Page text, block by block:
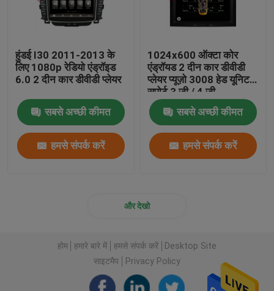
हुंडई I30 2011-2013 के
लिए 1080p रेडियो एंड्रॉइड
6.0 2 दीन कार डीवीडी प्लेयर
सबसे अच्छी कीमत
हमसे संपर्क करें
1024x600 ऑक्टा कोर
एंड्रॉयड 2 दीन कार डीवीडी
प्लेयर प्यूज़ो 3008 हेड यूनिट
सपोर्ट 3 जी / 4 जी
सबसे अच्छी कीमत
हमसे संपर्क करें
और देखो
होम हमारे बारे में हमसे संपर्क करें
Desktop Site
साइटमैप
Privacy Policy